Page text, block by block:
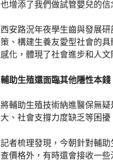
也增添了我們做試管嬰兒的
西安路況年夜學生齒與發展
策、構建生養友愛型社會的
感化，體現了社會進步和人文
輔助生殖還面臨其他隱性本錢
將輔助生殖技術納進醫保無
大、社會支撐力度缺乏等困擾
記者梳理發現，今朝針對輔
查價格外，有時還會接收一